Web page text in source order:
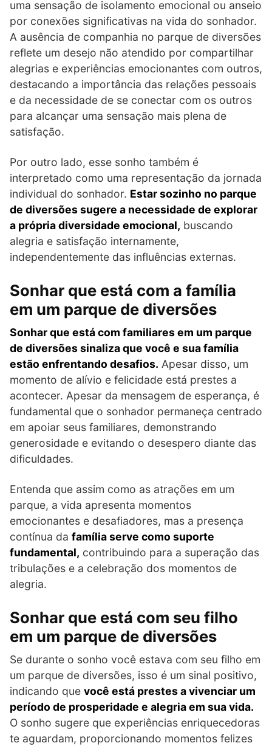
uma sensação de isolamento emocional ou anseio
por conexões significativas na vida do sonhador.
A ausência de companhia no parque de diversões
reflete um desejo não atendido por compartilhar
alegrias e experiências emocionantes com outros,
destacando a importância das relações pessoais
e da necessidade de se conectar com os outros
para alcançar uma sensação mais plena de
satisfação.
Por outro lado, esse sonho também é
interpretado como uma representação da jornada
individual do sonhador. Estar sozinho no parque
de diversões sugere a necessidade de explorar
a própria diversidade emocional, buscando
alegria e satisfação internamente,
independentemente das influências externas.
Sonhar que está com a família
em um parque de diversões
Sonhar que está com familiares em um parque
de diversões sinaliza que você e sua família
estão enfrentando desafios. Apesar disso, um
momento de alívio e felicidade está prestes a
acontecer. Apesar da mensagem de esperança, é
fundamental que o sonhador permaneça centrado
em apoiar seus familiares, demonstrando
generosidade e evitando o desespero diante das
dificuldades.
Entenda que assim como as atrações em um
parque, a vida apresenta momentos
emocionantes e desafiadores, mas a presença
contínua da família serve como suporte
fundamental, contribuindo para a superação das
tribulações e a celebração dos momentos de
alegria.
Sonhar que está com seu filho
em um parque de diversões
Se durante o sonho você estava com seu filho em
um parque de diversões, isso é um sinal positivo,
indicando que você está prestes a vivenciar um
período de prosperidade e alegria em sua vida.
O sonho sugere que experiências enriquecedoras
te aguardam, proporcionando momentos felizes